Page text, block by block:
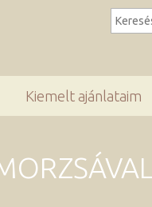
Kiemelt ajánlataim